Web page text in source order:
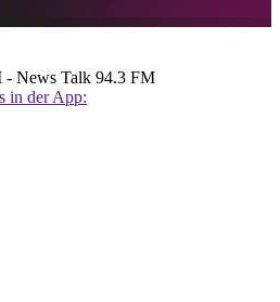
News Talk 94.3 FM
in der App: